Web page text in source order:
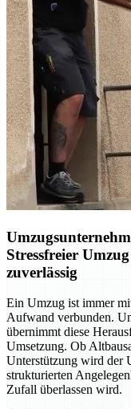
Stressfreier
zuverlässig
Ein Umzug ist immer
Aufwand verbunden.
übernimmt diese
Umsetzung. Ob
Unterstützung wird der
strukturierten
Zufall überlassen wird.